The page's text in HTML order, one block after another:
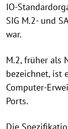
IO-
SIG M.2- und
war.
M.2, früher als
bezeichnet, ist
Computer-
Ports.